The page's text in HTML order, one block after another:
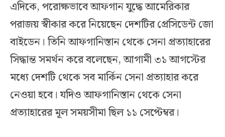
এদিকে, পরোক্ষভাবে আফগান যুদ্ধে আমেরিকার
পরাজয় স্বীকার করে নিয়েছেন দেশটির প্রেসিডেন্ট জো
বাইডেন। তিনি আফগানিস্তান থেকে সেনা প্রত্যাহারের
সিদ্ধান্ত সমর্থন করে বলেছেন, আগামী ৩১ আগস্টের
মধ্যে দেশটি থেকে সব মার্কিন সেনা প্রত্যাহার করে
নেওয়া হবে। যদিও আফগানিস্তান থেকে সেনা
প্রত্যাহারের মূল সময়সীমা ছিল ১১ সেপ্টেম্বর।